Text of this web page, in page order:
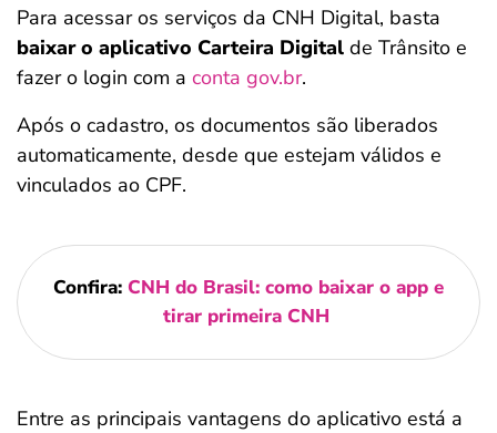
Para acessar os serviços da CNH Digital, basta
baixar o aplicativo Carteira Digital de Trânsito e
fazer o login com a conta gov.br.
Após o cadastro, os documentos são liberados
automaticamente, desde que estejam válidos e
vinculados ao CPF.
Confira: CNH do Brasil: como baixar o app e
tirar primeira CNH
Entre as principais vantagens do aplicativo está a